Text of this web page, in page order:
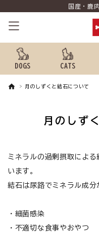
国産・鹿
DOGS CATS
meeting_room ログイン person
犬用品から探す
猫用品から探す
月のしずくと結石について
月のしず
ミネラルの過剰摂取によ
います。
結石は尿路でミネラル成分
・細菌感染
・不適切な食事やおやつ